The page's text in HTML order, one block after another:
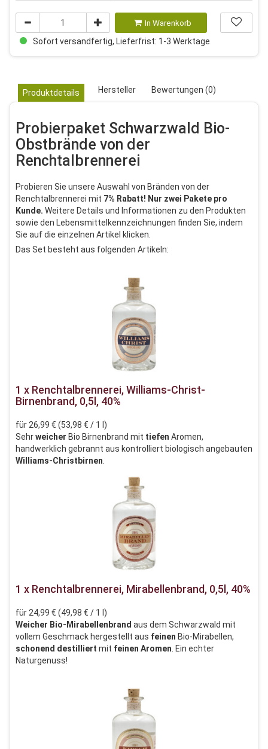
In Warenkorb
Sofort versandfertig, Lieferfrist: 1-3 Werktage
Produktdetails Hersteller Bewertungen (0)
Probierpaket Schwarzwald Bio-
Obstbrände von der
Renchtalbrennerei
Probieren Sie unsere Auswahl von Bränden von der
Renchtalbrennerei mit 7% Rabatt! Nur zwei Pakete pro
Kunde. Weitere Details und Informationen zu den Produkten
sowie den Lebensmittelkennzeichnungen finden Sie, indem
Sie auf die einzelnen Artikel klicken.
Das Set besteht aus folgenden Artikeln:
1 x Renchtalbrennerei, Williams-Christ-
Birnenbrand, 0,5l, 40%
für 26,99 € (53,98 € / 1 l)
Sehrweicher Bio Birnenbrand mit tiefen Aromen,
handwerklich gebrannt aus kontrolliert biologisch angebauten
Williams-Christbirnen
1 x Renchtalbrennerei, Mirabellenbrand, 0,5l, 40%
für 24,99 € (49,98 € / 1 l)
Weicher Bio-Mirabellenbrand aus dem Schwarzwald mit
vollem Geschmack hergestellt aus feinen Bio-Mirabellen,
schonend destilliert mit feinen Aromen . Ein echter
Naturgenuss!